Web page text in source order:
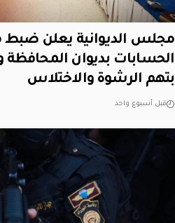
مجلس الديوانية يعلن
الحسابات بديوان
بتهم الرشوة والاختلاس
قبل أسبوع واحد